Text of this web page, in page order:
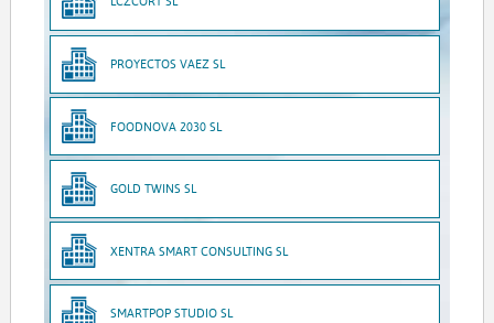
PROYECTOS VAEZ SL
FOODNOVA 2030 SL
GOLD TWINS SL
XENTRA SMART CONSULTING SL
SMARTPOP STUDIO SL